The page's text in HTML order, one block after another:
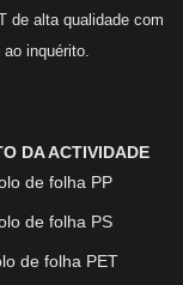
de alta qualidade com
inquérito.
DA ACTIVIDADE
de folha PP
de folha PS
de folha PET